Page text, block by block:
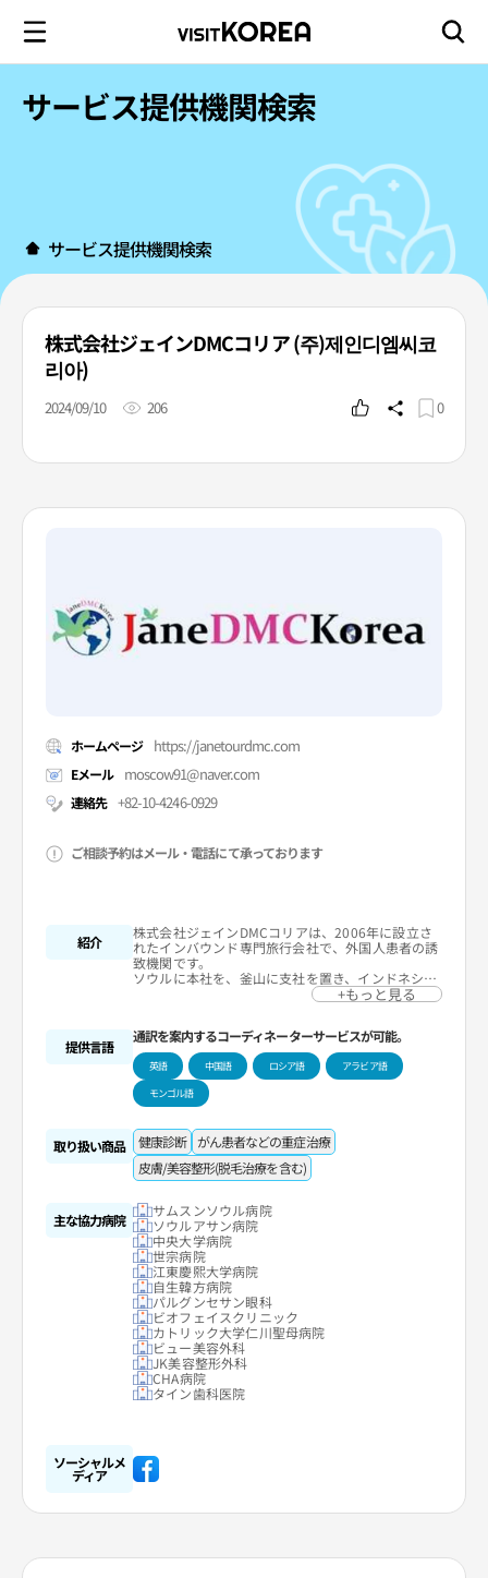
サービス提供機関検索
サービス提供機関検索
株式会社ジェインDMCコリア (주)제인디엠씨코
리아)
2024/09/10 206 0
ホームページ https://janetourdmc.com
Eメール moscow91@naver.com
連絡先 +82-10-4246-0929
ご相談予約はメール・電話にて承っております
紹介
株式会社ジェインDMCコリアは、2006年に設立さ
れたインバウンド専門旅行会社で、外国人患者の誘
致機関です。
ソウルに本社を、釜山に支社を置き、インドネシア
やインドなど、40か国を対象に外国人向けプログラ
ムの開発・販売を展開しており、外国人患者を誘致
+もっと見る
提供言語
通訳を案内するコーディネーターサービスが可能。
英語 中国語 ロシア語
アラビア語
モンゴル語
取り扱い商品 健康診断 がん患者などの重症治療
皮膚/美容整形(脱毛治療を含む)
主な協力病院
サムスンソウル病院
ソウルアサン病院
中央大学病院
世宗病院
江東慶熙大学病院
自生韓方病院
パルグンセサン眼科
ビオフェイスクリニック
カトリック大学仁川聖母病院
ビュー美容外科
JK美容整形外科
CHA病院
タイン歯科医院
ソーシャルメ
ディア